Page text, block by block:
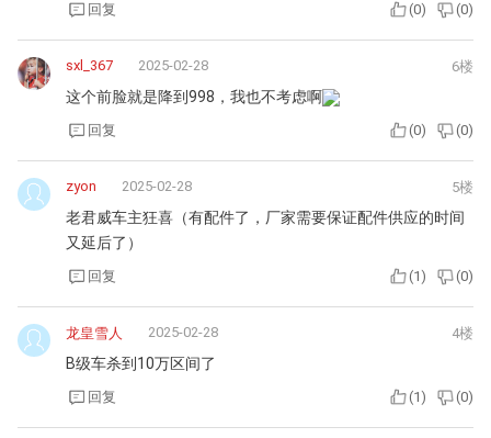
回复 (0) (0)
sxl_367 2025-02-28 6楼
这个前脸就是降到998，我也不考虑啊
回复 (0) (0)
zyon 2025-02-28 5楼
老君威车主狂喜（有配件了，厂家需要保证配件供应的时间
又延后了）
回复 (1 ) (0)
龙皇雪人 2025-02-28 4楼
B级车杀到10万区间了
回复 (1 ) (0)